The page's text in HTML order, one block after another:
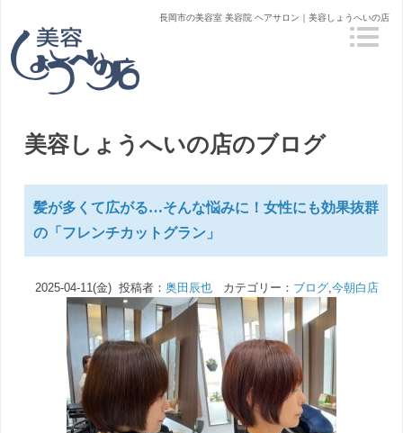
長岡市の美容室 美容院 ヘアサロン｜美容しょうへいの店
美容しょうへいの店のブログ
髪が多くて広がる…そんな悩みに！女性にも効果抜群
の「フレンチカットグラン」
2025-04-11(金) 投稿者： 奥田辰也カテゴリー： ブログ,今朝白店